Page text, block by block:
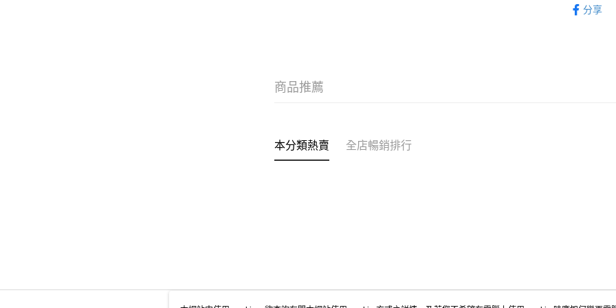
分享
商品推薦
本分類熱賣 全店暢銷排行